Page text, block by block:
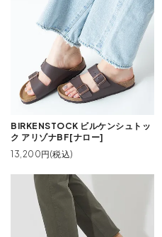
BIRKENSTOCK ビルケンシュトッ
ク アリゾナBF[ナロー]
13,200円(税込)